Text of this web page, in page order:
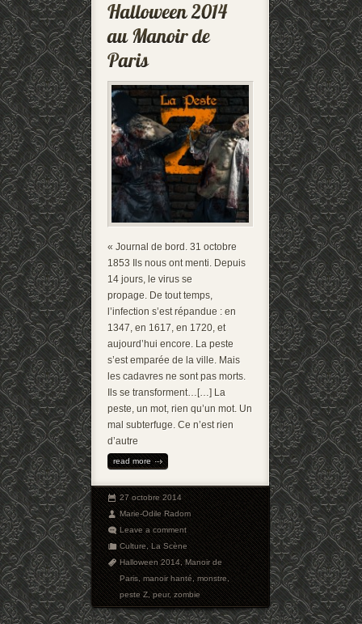
« Journal de bord. 31 octobre
1853 Ils nous ont menti. Depuis
14 jours, le virus se
propage. De tout temps,
l’infection s’est répandue : en
1347, en 1617, en 1720, et
aujourd’hui encore. La peste
s’est emparée de la ville. Mais
les cadavres ne sont pas morts.
Ils se transforment…[…] La
peste, un mot, rien qu’un mot. Un
mal subterfuge. Ce n’est rien
d’autre
read more
27 octobre 2014
Marie-Odile Radom
Leave a comment
Culture,La Scène
Halloween 2014,Manoir de
Paris,manoir hanté,monstre,
peste Z,peur,zombie